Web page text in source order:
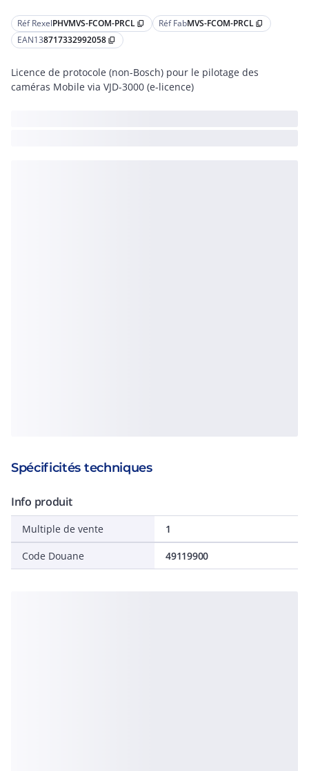
Réf RexelPHVMVS-FCOM-PRCL content_copy Réf FabMVS-FCOM-PRCL content_copy
EAN138717332992058 content_copy
Licence de protocole (non-Bosch) pour le pilotage des
caméras Mobile via VJD-3000 (e-licence)
Spécificités techniques
Info produit
Multiple de vente 1
Code Douane 49119900